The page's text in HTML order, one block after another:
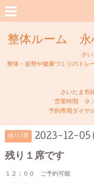
整体ルーム 永
さい
整体・姿勢や健康づくりのトレ
さいたま市
営業時間 ９
予約専用ダイ
残り1席 2023-12-05
残り１席です
１２：００ ご予約可能